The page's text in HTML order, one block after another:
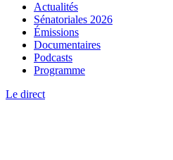
Actualités
Sénatoriales 2026
Émissions
Documentaires
Podcasts
Programme
Le direct